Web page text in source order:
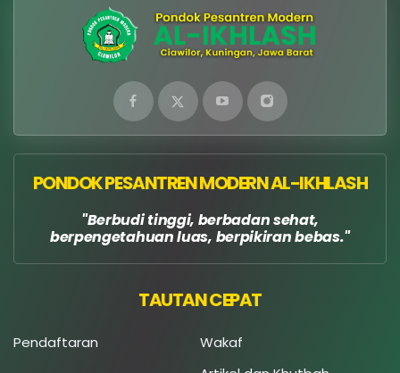
PONDOK PESANTREN MODERN AL-IKHLASH
Berbudi tinggi, berbadan sehat,
berpengetahuan luas, berpikiran bebas.
TAUTAN CEPAT
Pendaftaran Wakaf